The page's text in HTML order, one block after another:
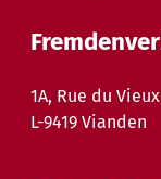
1A, Rue du
L-9419 Vianden